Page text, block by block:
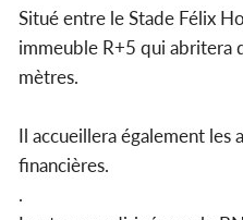
Situé entre le Stade Félix
immeuble R+5 qui abritera
mètres.
Il accueillera également les
financières.
.